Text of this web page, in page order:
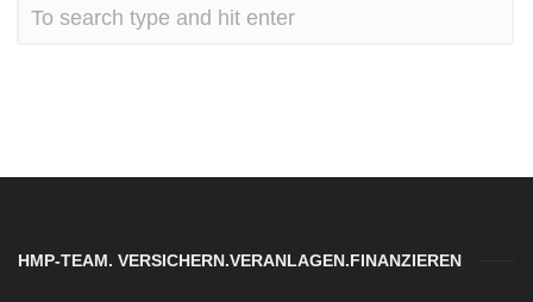
HMP-TEAM. VERSICHERN.VERANLAGEN.FINANZIEREN